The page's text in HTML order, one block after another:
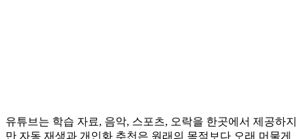
유튜브는 학습 자료, 음악, 스포츠, 오락을 한곳에서 제공하지
만 자동 재생과 개인화 추천은 원래의 목적보다 오래 머물게